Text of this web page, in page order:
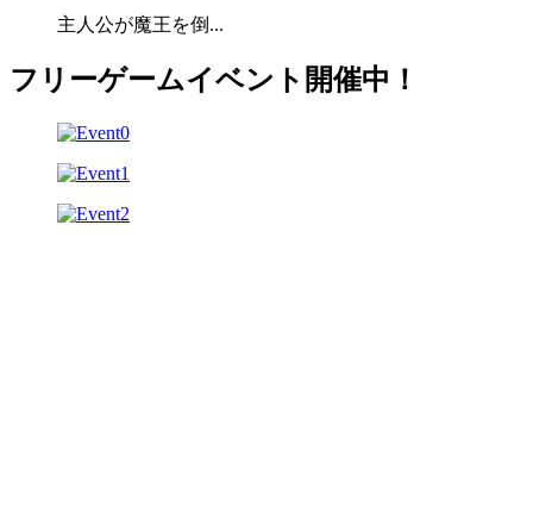
主人公が魔王を倒...
フリーゲームイベント開催中！